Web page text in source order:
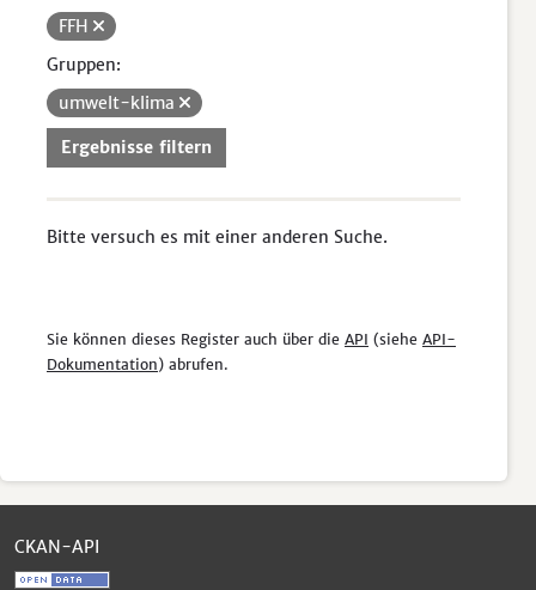
FFH
Gruppen:
umwelt-klima
Ergebnisse filtern
Bitte versuch es mit einer anderen Suche.
Sie können dieses Register auch über die API (siehe API-
Dokumentation) abrufen.
CKAN-API